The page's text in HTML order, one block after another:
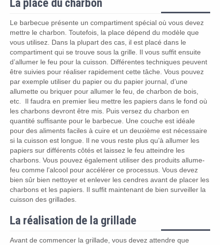
La place du charbon
Le barbecue présente un compartiment spécial où vous devez
mettre le charbon. Toutefois, la place dépend du modèle que
vous utilisez. Dans la plupart des cas, il est placé dans le
compartiment qui se trouve sous la grille. Il vous suffit ensuite
d’allumer le feu pour la cuisson. Différentes techniques peuvent
être suivies pour réaliser rapidement cette tâche. Vous pouvez
par exemple utiliser du papier ou du papier journal, d’une
allumette ou briquer pour allumer le feu, de charbon de bois,
etc. Il faudra en premier lieu mettre les papiers dans le fond où
les charbons devront être mis. Puis versez du charbon en
quantité suffisante pour le barbecue. Une couche est idéale
pour des aliments faciles à cuire et un deuxième est nécessaire
si la cuisson est longue. Il ne vous reste plus qu’à allumer les
papiers sur différents côtés et laissez le feu atteindre les
charbons. Vous pouvez également utiliser des produits allume-
feu comme l’alcool pour accélérer ce processus. Vous devez
bien sûr bien nettoyer et enlever les cendres avant de placer les
charbons et les papiers. Il suffit maintenant de bien surveiller la
cuisson des grillades.
La réalisation de la grillade
Avant de commencer la grillade, vous devez attendre que